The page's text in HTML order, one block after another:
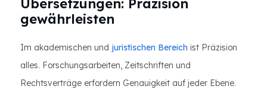
Übersetzungen: Präzision
gewährleisten
Im akademischen und juristischen Bereich ist Präzision
alles. Forschungsarbeiten, Zeitschriften und
Rechtsverträge erfordern Genauigkeit auf jeder Ebene.